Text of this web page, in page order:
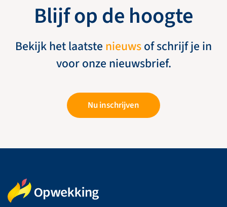
Blijf op de hoogte
Bekijk het laatste nieuwsof schrijf je in
voor onze nieuwsbrief.
Nu inschrijven